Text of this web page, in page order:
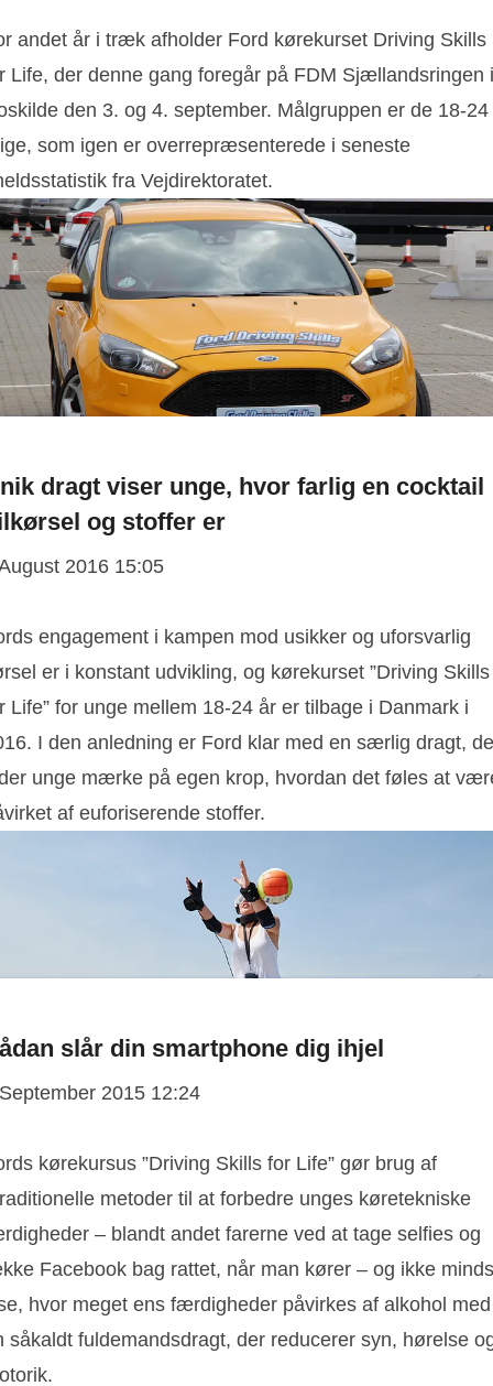
andet år i træk afholder Ford kørekurset Driving Skills
Life, der denne gang foregår på FDM Sjællandsringen i
den 3. og 4. september. Målgruppen er de 18-24
som igen er overrepræsenterede i seneste
fra Vejdirektoratet.
dragt viser unge, hvor farlig en cocktail
og stoffer er
2016 15:05
engagement i kampen mod usikker og uforsvarlig
er i konstant udvikling, og kørekurset ”Driving Skills
Life” for unge mellem 18-24 år er tilbage i Danmark i
I den anledning er Ford klar med en særlig dragt,
unge mærke på egen krop, hvordan det føles at
af euforiserende stoffer.
slår din smartphone dig ihjel
2015 12:24
kørekursus ”Driving Skills for Life” gør brug af
metoder til at forbedre unges køretekniske
– blandt andet farerne ved at tage selfies og
Facebook bag rattet, når man kører – og ikke
hvor meget ens færdigheder påvirkes af alkohol med
såkaldt fuldemandsdragt, der reducerer syn, hørelse